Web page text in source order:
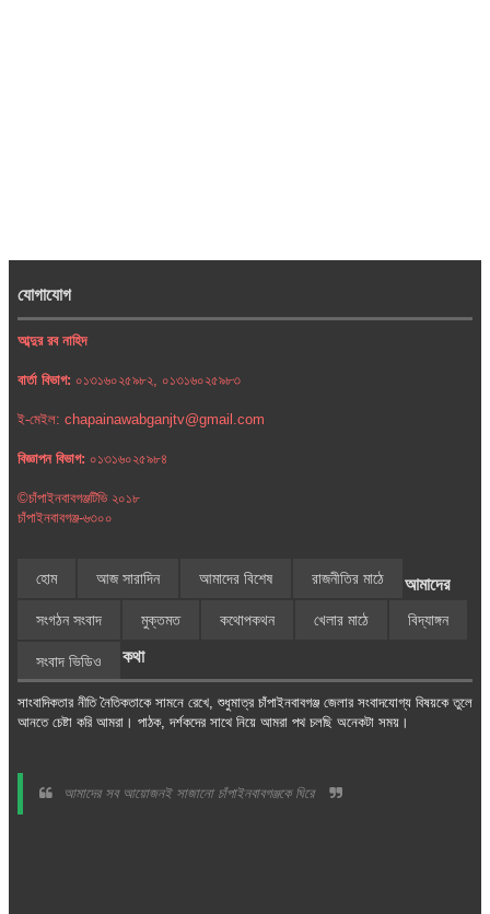
যোগাযোগ
আব্দুর রব নাহিদ
বার্তা বিভাগ: ০১৩১৬০২৫৯৮২, ০১৩১৬০২৫৯৮৩
ই-মেইল: chapainawabganjtv@gmail.com
বিজ্ঞাপন বিভাগ: ০১৩১৬০২৫৯৮৪
©চাঁপাইনবাবগঞ্জটিভি ২০১৮
চাঁপাইনবাবগঞ্জ-৬৩০০
হোম আজ সারাদিন আমাদের বিশেষ রাজনীতির মাঠে
সংগঠন সংবাদ মুক্তমত কথোপকথন খেলার মাঠে বিদ্যাঙ্গন
সংবাদ ভিডিও
আমাদের
কথা
সাংবাদিকতার নীতি নৈতিকতাকে সামনে রেখে, শুধুমাত্র চাঁপাইনবাবগঞ্জ জেলার সংবাদযোগ্য বিষয়কে তুলে
আনতে চেষ্টা করি আমরা। পাঠক, দর্শকদের সাথে নিয়ে আমরা পথ চলছি অনেকটা সময়।
আমাদের সব আয়োজনই সাজানো চাঁপাইনবাবগঞ্জকে ঘিরে